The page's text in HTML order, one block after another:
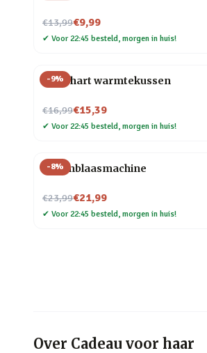
€13,99
Nu voor€9,99
✔ Voor 22:45 besteld, morgen in huis!
-9%
Rood hart warmtekussen
€16,99
Nu voor€15,39
✔ Voor 22:45 besteld, morgen in huis!
-8%
Bellenblaasmachine
€23,99
Nu voor€21,99
✔ Voor 22:45 besteld, morgen in huis!
Over Cadeau voor haar